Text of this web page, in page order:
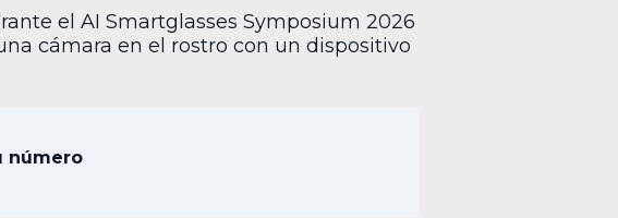
el AI Smartglasses Symposium 2026
cámara en el rostro con un dispositivo
número